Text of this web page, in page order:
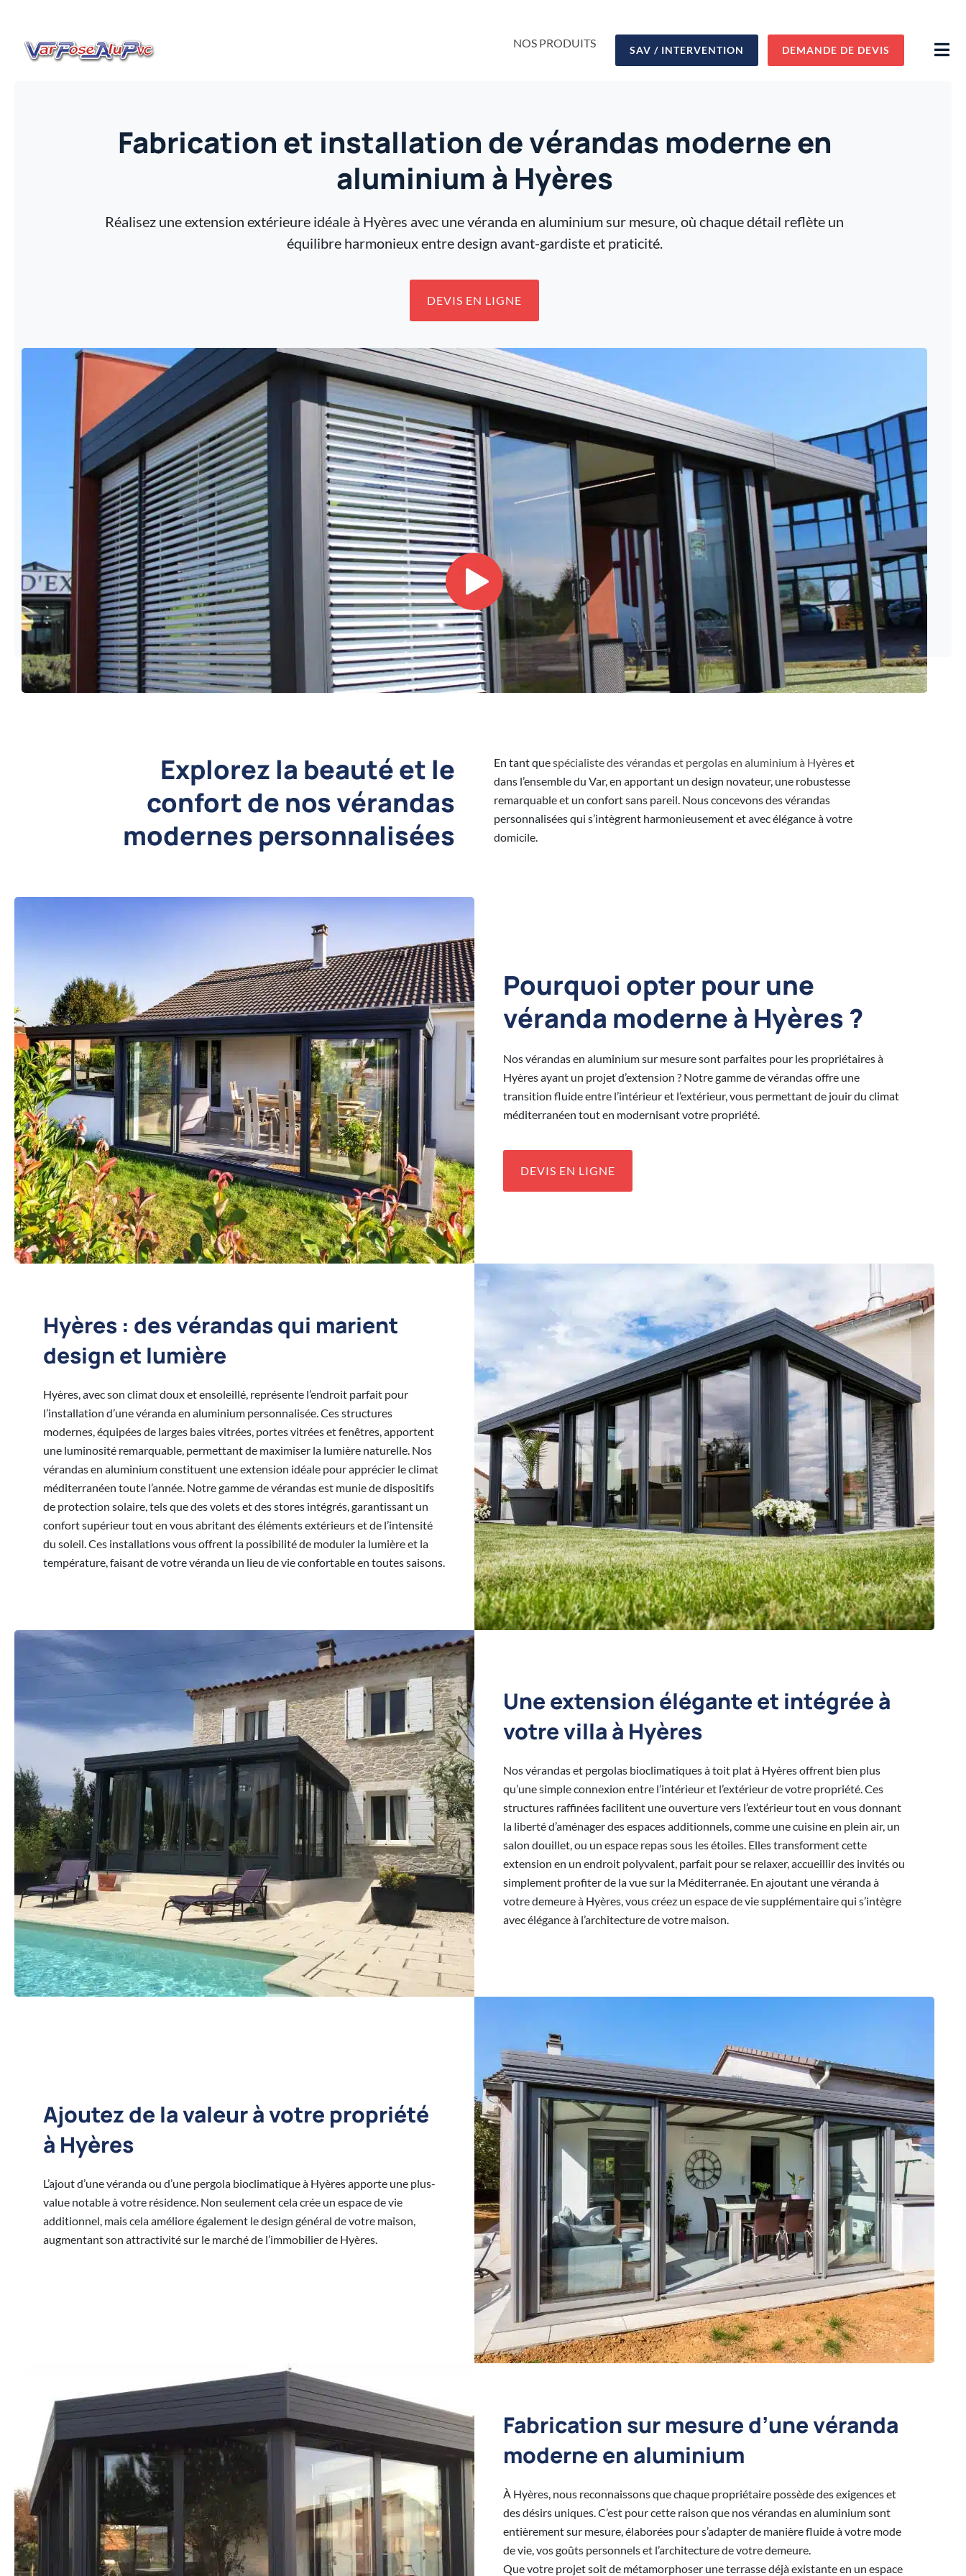
NOS PRODUITS
SAV / INTERVENTION DEMANDE DE DEVIS
Fabrication et installation de vérandas moderne en
aluminium à Hyères
Réalisez une extension extérieure idéale à Hyères avec une véranda en aluminium sur mesure, où chaque détail reflète un
équilibre harmonieux entre design avant-gardiste et praticité.
DEVIS EN LIGNE
Explorez la beauté et le
confort de nos vérandas
modernes personnalisées
En tant quespécialiste des vérandas et pergolas en aluminium à Hyèreset
dans l’ensemble du Var, en apportant un design novateur, une robustesse
remarquable et un confort sans pareil. Nous concevons des vérandas
personnalisées qui s’intègrent harmonieusement et avec élégance à votre
domicile.
Pourquoi opter pour une
véranda moderne à Hyères ?
Nos vérandas en aluminium sur mesure sont parfaites pour les propriétaires à
Hyères ayant un projet d’extension ? Notre gamme de vérandas offre une
transition fluide entre l’intérieur et l’extérieur, vous permettant de jouir du climat
méditerranéen tout en modernisant votre propriété.
DEVIS EN LIGNE
Hyères : des vérandas qui marient
design et lumière
Hyères, avec son climat doux et ensoleillé, représente l’endroit parfait pour
l’installation d’une véranda en aluminium personnalisée. Ces structures
modernes, équipées de larges baies vitrées, portes vitrées et fenêtres, apportent
une luminosité remarquable, permettant de maximiser la lumière naturelle. Nos
vérandas en aluminium constituent une extension idéale pour apprécier le climat
méditerranéen toute l’année. Notre gamme de vérandas est munie de dispositifs
de protection solaire, tels que des volets et des stores intégrés, garantissant un
confort supérieur tout en vous abritant des éléments extérieurs et de l’intensité
du soleil. Ces installations vous offrent la possibilité de moduler la lumière et la
température, faisant de votre véranda un lieu de vie confortable en toutes saisons.
Une extension élégante et intégrée à
votre villa à Hyères
Nos vérandas et pergolas bioclimatiques à toit plat à Hyères offrent bien plus
qu’une simple connexion entre l’intérieur et l’extérieur de votre propriété. Ces
structures raffinées facilitent une ouverture vers l’extérieur tout en vous donnant
la liberté d’aménager des espaces additionnels, comme une cuisine en plein air, un
salon douillet, ou un espace repas sous les étoiles. Elles transforment cette
extension en un endroit polyvalent, parfait pour se relaxer, accueillir des invités ou
simplement profiter de la vue sur la Méditerranée. En ajoutant une véranda à
votre demeure à Hyères, vous créez un espace de vie supplémentaire qui s’intègre
avec élégance à l’architecture de votre maison.
Ajoutez de la valeur à votre propriété
à Hyères
L’ajout d’une véranda ou d’une pergola bioclimatique à Hyères apporte une plus-
value notable à votre résidence. Non seulement cela crée un espace de vie
additionnel, mais cela améliore également le design général de votre maison,
augmentant son attractivité sur le marché de l’immobilier de Hyères.
Fabrication sur mesure d’une véranda
moderne en aluminium
À Hyères, nous reconnaissons que chaque propriétaire possède des exigences et
des désirs uniques. C’est pour cette raison que nos vérandas en aluminium sont
entièrement sur mesure, élaborées pour s’adapter de manière fluide à votre mode
de vie, vos goûts personnels et l’architecture de votre demeure.
Que votre projet soit de métamorphoser une terrasse déjà existante en un espace